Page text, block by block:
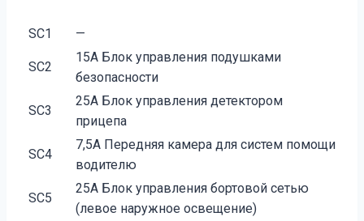
SC1 —
SC2
15А Блок управления подушками
безопасности
SC3
25А Блок управления детектором
прицепа
SC4
7,5А Передняя камера для систем помощи
водителю
SC5
25А Блок управления бортовой сетью
(левое наружное освещение)